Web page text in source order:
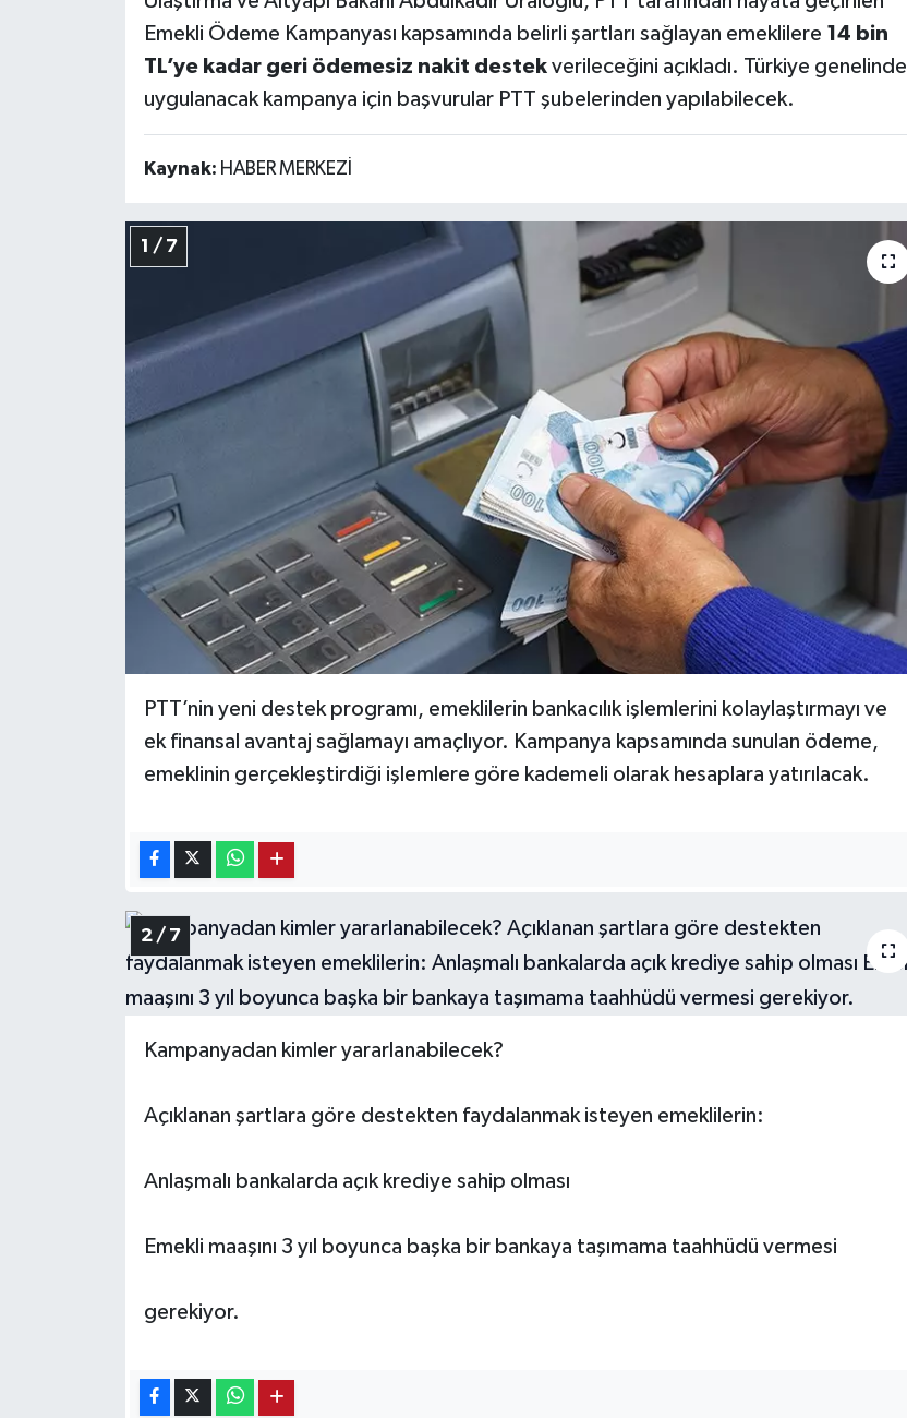
Emekli Ödeme Kampanyası kapsamında belirli şartları sağlayan emeklilere 14 bin
TL’ye kadar geri ödemesiz nakit destekverileceğini açıkladı. Türkiye genelinde
uygulanacak kampanya için başvurular PTT şubelerinden yapılabilecek.
Kaynak: HABER MERKEZİ
1 / 7
PTT’nin yeni destek programı, emeklilerin bankacılık işlemlerini kolaylaştırmayı ve
ek finansal avantaj sağlamayı amaçlıyor. Kampanya kapsamında sunulan ödeme,
emeklinin gerçekleştirdiği işlemlere göre kademeli olarak hesaplara yatırılacak.
2 / 7
Kampanyadan kimler yararlanabilecek?
Açıklanan şartlara göre destekten faydalanmak isteyen emeklilerin:
Anlaşmalı bankalarda açık krediye sahip olması
Emekli maaşını 3 yıl boyunca başka bir bankaya taşımama taahhüdü vermesi
gerekiyor.
Vefat Haberleri